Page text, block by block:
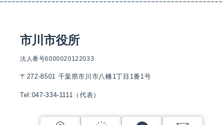
市川市役所
法人番号6000020122033
〒272-8501 千葉県市川市八幡1丁目1番1号
Tel:047-334-1111（代表）